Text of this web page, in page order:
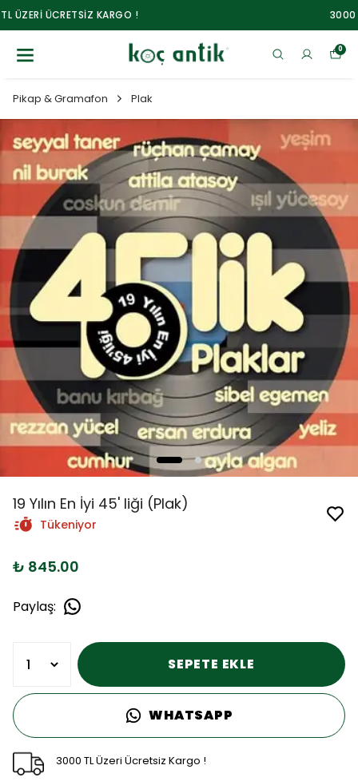
3000 TL ÜZERİ ÜCRETSİZ KARGO !
0
Pikap & Gramafon Plak
19 Yılın En İyi 45' liği (Plak)
Tükeniyor
₺ 845.00
Paylaş:
SEPETE EKLE
WHATSAPP
3000 TL Üzeri Ücretsiz Kargo !